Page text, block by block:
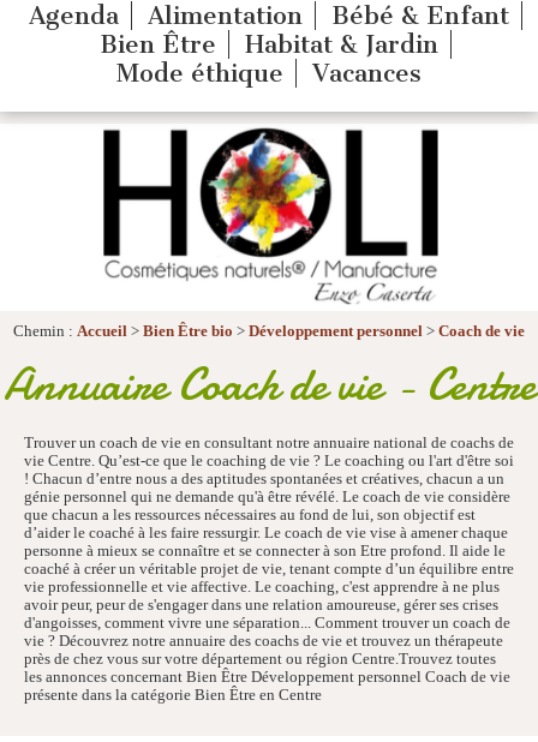
Agenda Alimentation
Bébé & Enfant
Bien Être
Habitat & Jardin
Mode éthique
Vacances
Chemin : Accueil > Bien Être bio > Développement personnel > Coach de vie
Annuaire Coach de vie - Centre
Trouver un coach de vie en consultant notre annuaire national de coachs de
vie Centre. Qu’est-ce que le coaching de vie ? Le coaching ou l'art d'être soi
! Chacun d’entre nous a des aptitudes spontanées et créatives, chacun a un
génie personnel qui ne demande qu'à être révélé. Le coach de vie considère
que chacun a les ressources nécessaires au fond de lui, son objectif est
d’aider le coaché à les faire ressurgir. Le coach de vie vise à amener chaque
personne à mieux se connaître et se connecter à son Etre profond. Il aide le
coaché à créer un véritable projet de vie, tenant compte d’un équilibre entre
vie professionnelle et vie affective. Le coaching, c'est apprendre à ne plus
avoir peur, peur de s'engager dans une relation amoureuse, gérer ses crises
d'angoisses, comment vivre une séparation... Comment trouver un coach de
vie ? Découvrez notre annuaire des coachs de vie et trouvez un thérapeute
près de chez vous sur votre département ou région Centre.Trouvez toutes
les annonces concernant Bien Être Développement personnel Coach de vie
présente dans la catégorie Bien Être en Centre